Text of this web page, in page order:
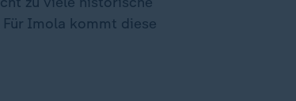
Für Imola kommt diese